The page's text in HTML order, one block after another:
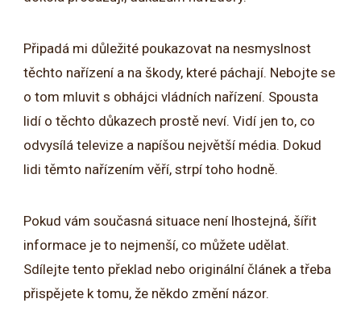
Připadá mi důležité poukazovat na nesmyslnost
těchto nařízení a na škody, které páchají. Nebojte se
o tom mluvit s obhájci vládních nařízení. Spousta
lidí o těchto důkazech prostě neví. Vidí jen to, co
odvysílá televize a napíšou největší média. Dokud
lidi těmto nařízením věří, strpí toho hodně.
Pokud vám současná situace není lhostejná, šířit
informace je to nejmenší, co můžete udělat.
Sdílejte tento překlad nebo originální článek a třeba
přispějete k tomu, že někdo změní názor.